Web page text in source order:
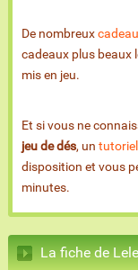
De nombreux
cadeaux plus beaux
mis en jeu.
Et si vous ne
jeu de dés, un
disposition et vous
minutes.
La fiche de